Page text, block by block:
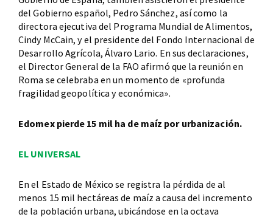
del Gobierno español, Pedro Sánchez, así como la
directora ejecutiva del Programa Mundial de Alimentos,
Cindy McCain, y el presidente del Fondo Internacional de
Desarrollo Agrícola, Álvaro Lario. En sus declaraciones,
el Director General de la FAO afirmó que la reunión en
Roma se celebraba en un momento de «profunda
fragilidad geopolítica y económica».
Edomex pierde 15 mil ha de maíz por urbanización.
EL UNIVERSAL
En el Estado de México se registra la pérdida de al
menos 15 mil hectáreas de maíz a causa del incremento
de la población urbana, ubicándose en la octava